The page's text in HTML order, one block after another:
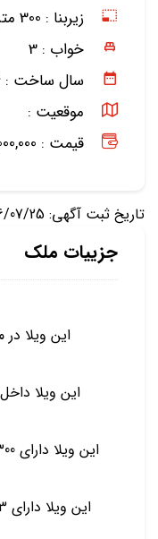
زیربنا : 300 متر
خواب : 3
سال ساخت :
موقعیت :
قیمت : 80,000,000 تومان /
تاریخ ثبت آگهی: 1396/07/25
جزییات ملک
این ویلا
این ویلا
این ویلا دارای 300 متر زمین و 165 متر بنا است
این ویلا دارای 3 خواب به صورت مستر است